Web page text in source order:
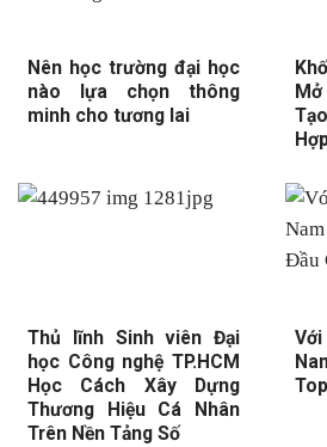
Nên học trường đại học
nào lựa chọn thông
minh cho tương lai
Thủ lĩnh Sinh viên Đại
học Công nghệ TP.HCM
Học Cách Xây Dựng
Thương Hiệu Cá Nhân
Trên Nền Tảng Số